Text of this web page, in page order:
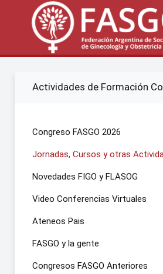
Actividades de Formación
Congreso FASGO 2026
Jornadas, Cursos y otras
Novedades FIGO y FLASOG
Video Conferencias Virtuales
Ateneos Pais
FASGO y la gente
Congresos FASGO Anteriores